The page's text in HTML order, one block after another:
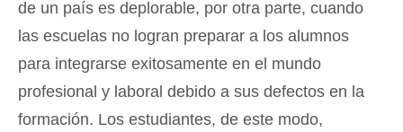
de un país es deplorable, por otra parte, cuando
las escuelas no logran preparar a los alumnos
para integrarse exitosamente en el mundo
profesional y laboral debido a sus defectos en la
formación. Los estudiantes, de este modo,